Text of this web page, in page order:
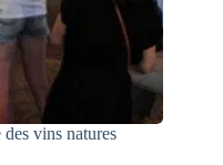
vins natures